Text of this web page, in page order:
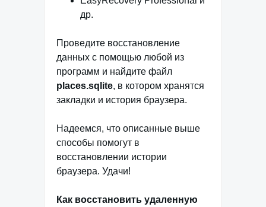
др.
Проведите восстановление
данных с помощью любой из
программ и найдите файл
places.sqlite, в котором хранятся
закладки и история браузера.
Надеемся, что описанные выше
способы помогут в
восстановлении истории
браузера. Удачи!
Как восстановить удаленную